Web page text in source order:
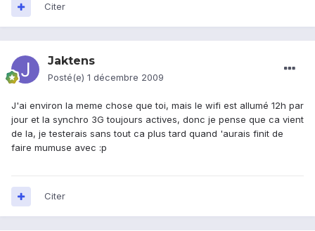
Citer
Jaktens
Posté(e) 1 décembre 2009
J'ai environ la meme chose que toi, mais le wifi est allumé 12h par
jour et la synchro 3G toujours actives, donc je pense que ca vient
de la, je testerais sans tout ca plus tard quand 'aurais finit de
faire mumuse avec :p
Citer